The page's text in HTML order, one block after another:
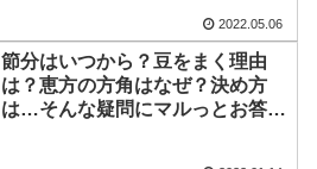
2022.05.06
節分はいつから？豆をまく理由
は？恵方の方角はなぜ？決め方
は…そんな疑問にマルっとお答え